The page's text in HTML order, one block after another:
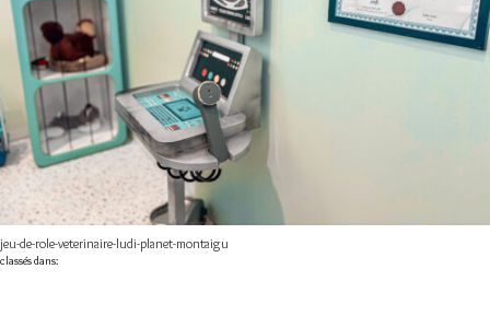
jeu-de-role-veterinaire-ludi-planet-montaigu
classés dans: